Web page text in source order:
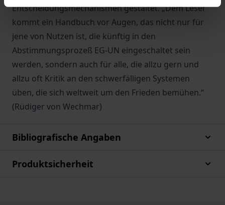
Entscheidungsmechanismen gestaltet. „Dem Leser
kommt ein Handbuch vor Augen, das nicht nur für
jene von Nutzen ist, die künftig in den
Abstimmungsprozeß EG-UN eingeschaltet sein
werden, sondern auch für alle, die allzu gern und
allzu oft Kritik an den schwerfälligen Systemen
üben, die sich weltweit um den Frieden bemühen.“
(Rüdiger von Wechmar)
Bibliografische Angaben
Produktsicherheit